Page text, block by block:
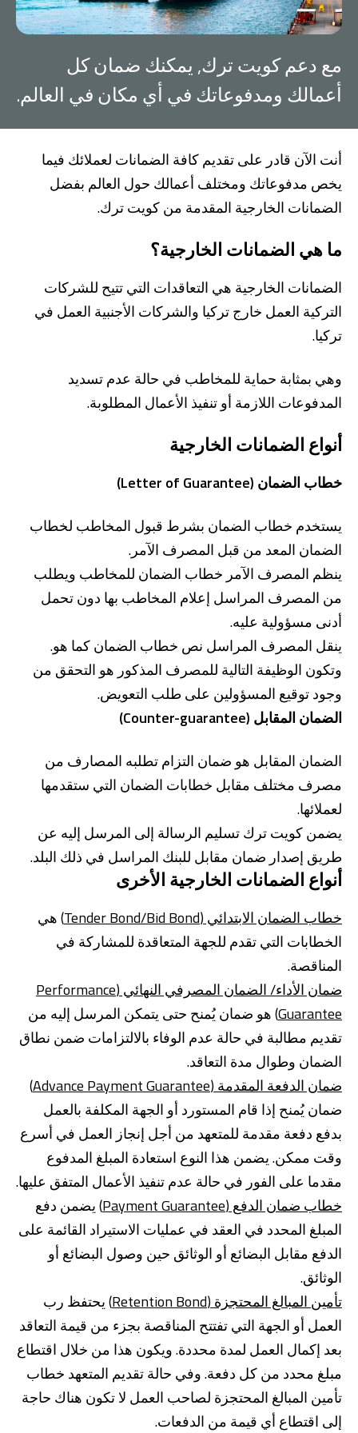
بوابة التمويل علاقات المستثمرين
مركز رضا العملاء
الفروع وأجهزة الصراف الآلي
رسوم المنتجات والخدمات
Türkçe
English
بوابة التمويل علاقات المستثمرين
مركز رضا العملاء
الفروع وأجهزة الصراف الآلي
رسوم المنتجات والخدمات
Türkçe
صناديق الاستثمار
شركات
بطاقة بزنس بلاس
المزايا الضريبية
الائتمان الإيجاري
الحلول الخاصة بالقطاعات
مع دعم كويت ترك, يمكنك ضمان كل
أعمالك ومدفوعاتك في أي مكان في العالم.
أنت الآن قادر على تقديم كافة الضمانات لعملائك فيما
يخص مدفوعاتك ومختلف أعمالك حول العالم بفضل
الضمانات الخارجية المقدمة من كويت ترك.
ما هي الضمانات الخارجية؟
الضمانات الخارجية هي التعاقدات التي تتيح للشركات
التركية العمل خارج تركيا والشركات الأجنبية العمل في
تركيا.
وهي بمثابة حماية للمخاطب في حالة عدم تسديد
المدفوعات اللازمة أو تنفيذ الأعمال المطلوبة.
أنواع الضمانات الخارجية
خطاب الضمان (Letter of Guarantee)
يستخدم خطاب الضمان بشرط قبول المخاطب لخطاب
الضمان المعد من قبل المصرف الآمر.
ينظم المصرف الآمر خطاب الضمان للمخاطب ويطلب
من المصرف المراسل إعلام المخاطب بها دون تحمل
أدنى مسؤولية عليه.
ينقل المصرف المراسل نص خطاب الضمان كما هو.
وتكون الوظيفة التالية للمصرف المذكور هو التحقق من
وجود توقيع المسؤولين على طلب التعويض.
الضمان المقابل (Counter-guarantee)
الضمان المقابل هو ضمان التزام تطلبه المصارف من
مصرف مختلف مقابل خطابات الضمان التي ستقدمها
لعملائها.
يضمن كويت ترك تسليم الرسالة إلى المرسل إليه عن
طريق إصدار ضمان مقابل للبنك المراسل في ذلك البلد.
أنواع الضمانات الخارجية الأخرى
خطاب الضمان الابتدائي (Tender Bond/Bid Bond)
هي
الخطابات التي تقدم للجهة المتعاقدة للمشاركة في
المناقصة.
ضمان الأداء/ الضمان المصرفي النهائي (Performance
Guarantee) هو ضمان يُمنح حتى يتمكن المرسل إليه من
تقديم مطالبة في حالة عدم الوفاء بالالتزامات ضمن نطاق
الضمان وطوال مدة التعاقد.
ضمان الدفعة المقدمة (Advance Payment Guarantee)
ضمان يُمنح إذا قام المستورد أو الجهة المكلفة بالعمل
بدفع دفعة مقدمة للمتعهد من أجل إنجاز العمل في أسرع
وقت ممكن. يضمن هذا النوع استعادة المبلغ المدفوع
مقدما على الفور في حالة عدم تنفيذ الأعمال المتفق عليها.
خطاب ضمان الدفع (Payment Guarantee)
يضمن دفع
المبلغ المحدد في العقد في عمليات الاستيراد القائمة على
الدفع مقابل البضائع أو الوثائق حين وصول البضائع أو
الوثائق.
تأمين المبالغ المحتجزة (Retention Bond)
يحتفظ رب
العمل أو الجهة التي تفتتح المناقصة بجزء من قيمة التعاقد
بعد إكمال العمل لمدة محددة. ويكون هذا من خلال اقتطاع
مبلغ محدد من كل دفعة. وفي حالة تقديم المتعهد خطاب
تأمين المبالغ المحتجزة لصاحب العمل لا تكون هناك حاجة
إلى اقتطاع أي قيمة من الدفعات.